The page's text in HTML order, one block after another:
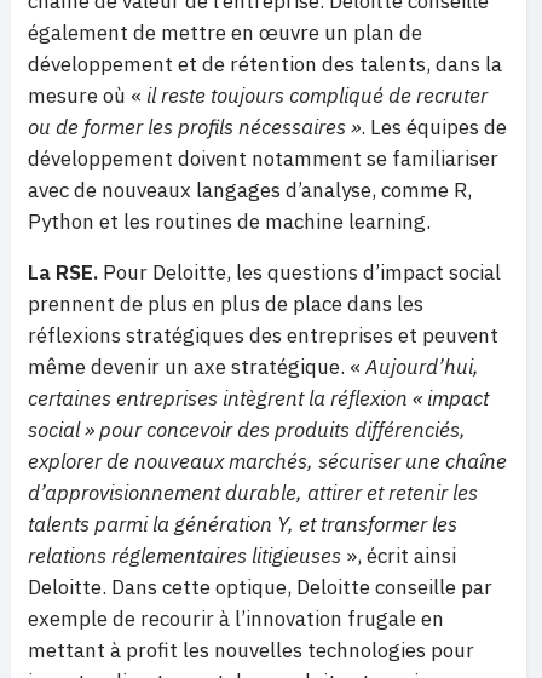
également de mettre en œuvre un plan de
développement et de rétention des talents, dans la
mesure où « il reste toujours compliqué de recruter
ou de former les profils nécessaires ». Les équipes de
développement doivent notamment se familiariser
avec de nouveaux langages d’analyse, comme R,
Python et les routines de machine learning.
La RSE. Pour Deloitte, les questions d’impact social
prennent de plus en plus de place dans les
réflexions stratégiques des entreprises et peuvent
même devenir un axe stratégique. «Aujourd’hui,
certaines entreprises intègrent la réflexion « impact
social » pour concevoir des produits différenciés,
explorer de nouveaux marchés, sécuriser une chaîne
d’approvisionnement durable, attirer et retenir les
talents parmi la génération Y, et transformer les
relations réglementaires litigieuses », écrit ainsi
Deloitte. Dans cette optique, Deloitte conseille par
exemple de recourir à l’innovation frugale en
mettant à profit les nouvelles technologies pour